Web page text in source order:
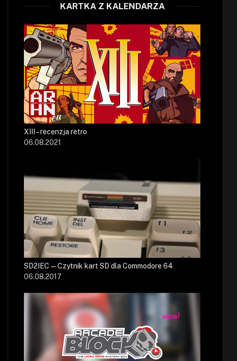
KARTKA Z KALENDARZA
XIII – recenzja retro
06.08.2021
SD2IEC — Czytnik kart SD dla Commodore 64
06.08.2017